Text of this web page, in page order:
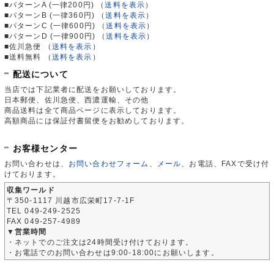
■パターンA (一律200円)
（送料を表示 ）
■パターンB (一律360円)
（送料を表示 ）
■パターンC (一律600円)
（送料を表示 ）
■パターンD (一律900円)
（送料を表示 ）
■佐川急便
（ 送料を表示 ）
■送料無料
（ 送料を表示 ）
配送について
当店では下記業者に配送をお願いしております。
日本郵便、佐川急便、西濃運輸、その他
商品送料は全て商品ページに表示しております。
高額商品には保証付書留便をお勧めしております。
お客様センター
お問い合わせは、 お問い合わせフォーム メール 、お電話、FAXで受け付
けております。
収集ワールド
〒350-1117 川越市広栄町17-7-1F
TEL 049-249-2525
FAX 049-257-4989
▼営業時間
・ネットでのご注文は24時間受け付けております。
・お電話でのお問い合わせは9:00-18:00にお願いします。